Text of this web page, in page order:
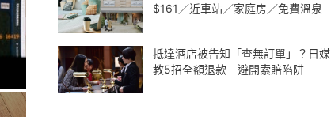
$161／近車站／家庭房／免費溫泉
抵達酒店被告知「查無訂單」？日媒
教5招全額退款 避開索賠陷阱